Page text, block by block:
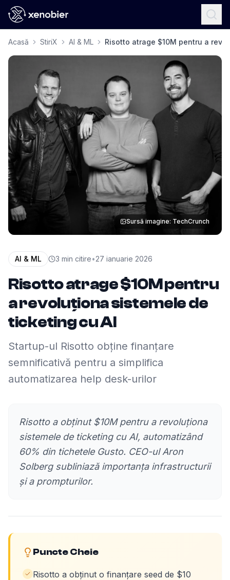
Acasă StiriX AI & ML Risotto atrage $10M pentru a
Sursă imagine: TechCrunch
AI & ML 3 min citire•27 ianuarie 2026
Risotto atrage $10M pentru
a revoluționa sistemele de
ticketing cu AI
Startup-ul Risotto obține finanțare
semnificativă pentru a simplifica
automatizarea help desk-urilor
Risotto a obținut $10M pentru a revoluționa
sistemele de ticketing cu AI, automatizând
60% din tichetele Gusto. CEO-ul Aron
Solberg subliniază importanța infrastructurii
și a prompturilor.
Puncte Cheie
Risotto a obținut o finanțare seed de $10